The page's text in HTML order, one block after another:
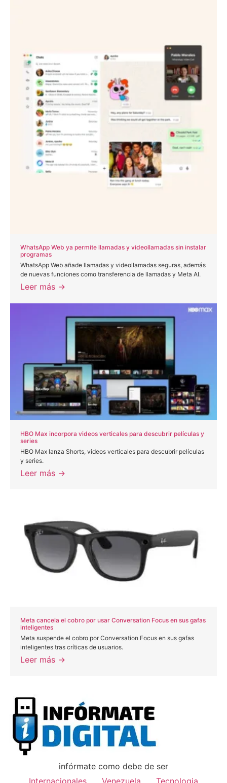
WhatsApp Web ya permite llamadas y videollamadas sin instalar
programas
WhatsApp Web añade llamadas y videollamadas seguras, además
de nuevas funciones como transferencia de llamadas y Meta AI.
Leer más →
HBO Max incorpora videos verticales para descubrir películas y
series
HBO Max lanza Shorts, videos verticales para descubrir películas
y series.
Leer más →
Meta cancela el cobro por usar Conversation Focus en sus gafas
inteligentes
Meta suspende el cobro por Conversation Focus en sus gafas
inteligentes tras críticas de usuarios.
Leer más →
infórmate como debe de ser
Internacionales
Venezuela Tecnologia